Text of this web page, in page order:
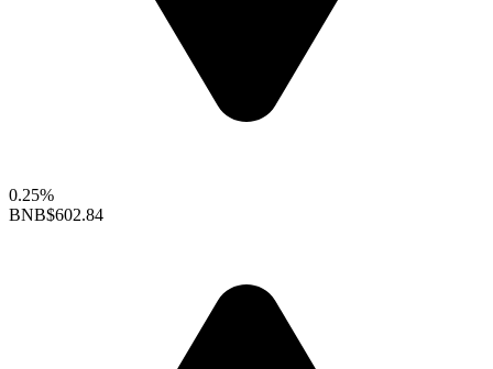
0.25%
BNB$602.84